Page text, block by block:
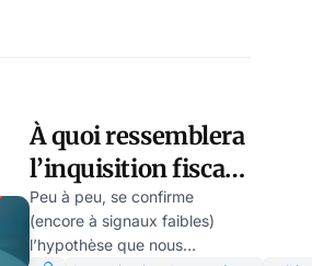
À quoi ressemblera
l’inquisition fiscale
qui se dessine ?
Peu à peu, se confirme
(encore à signaux faibles)
l’hypothèse que nous